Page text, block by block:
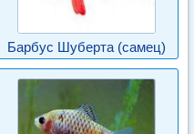
Барбус Шуберта (самец)